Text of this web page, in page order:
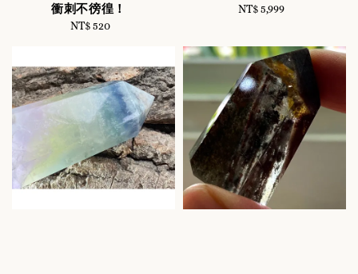
衝刺不徬徨！
Regular
NT$ 520
Regular
NT$ 5,999